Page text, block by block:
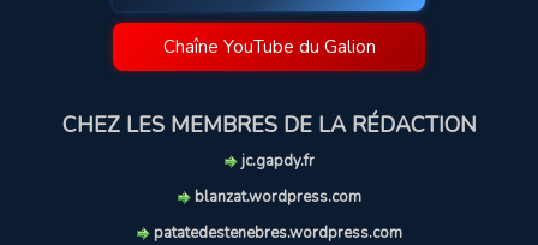
Chaîne YouTube du Galion
CHEZ LES MEMBRES DE LA RÉDACTION
jc.gapdy.fr
blanzat.wordpress.com
patatedestenebres.wordpress.com